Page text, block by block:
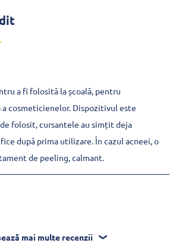
a fi folosită la școală, pentru
cosmeticienelor. Dispozitivul este
folosit, cursantele au simțit deja
după prima utilizare. În cazul acneei, o
de peeling, calmant.
mai multe recenzii